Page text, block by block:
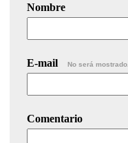
Nombre
E-mail No será mostrado.
Comentario